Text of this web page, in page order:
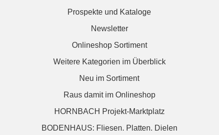
Prospekte und Kataloge
Newsletter
Onlineshop Sortiment
Weitere Kategorien im Überblick
Neu im Sortiment
Raus damit im Onlineshop
HORNBACH Projekt-Marktplatz
BODENHAUS: Fliesen. Platten. Dielen